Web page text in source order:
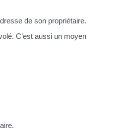
de son propriétaire.
C’est aussi un moyen